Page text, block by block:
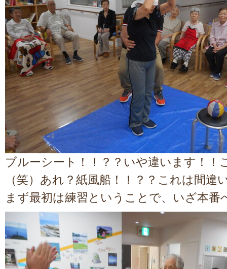
ブルーシート！！？？いや違います！！
（笑）あれ？紙風船！！？？これは間違
まず最初は練習ということで、いざ本番